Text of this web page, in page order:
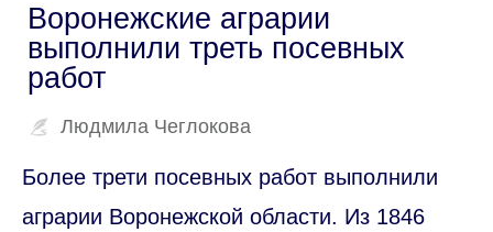
Воронежские аграрии
выполнили треть посевных
работ
Людмила Чеглокова
Более трети посевных работ выполнили
аграрии Воронежской области. Из 1846